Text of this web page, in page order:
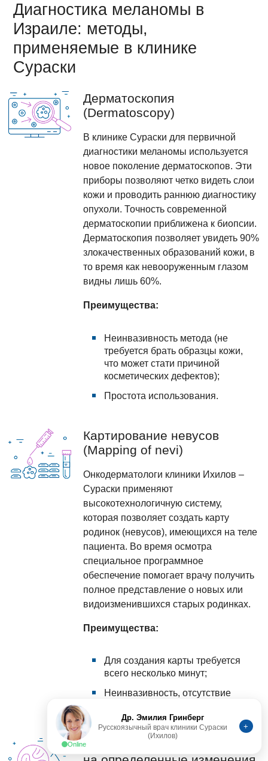
Диагностика меланомы в
Израиле: методы,
применяемые в клинике
Сураски
Дерматоскопия
(Dermatoscopy)
В клинике Сураски для первичной
диагностики меланомы используется
новое поколение дерматоскопов. Эти
приборы позволяют четко видеть слои
кожи и проводить раннюю диагностику
опухоли. Точность современной
дерматоскопии приближена к биопсии.
Дерматоскопия позволяет увидеть 90%
злокачественных образований кожи, в
то время как невооруженным глазом
видны лишь 60%.
Преимущества:
Неинвазивность метода (не
требуется брать образцы кожи,
что может стати причиной
косметических дефектов);
Простота использования.
Картирование невусов
(Mapping of nevi)
Онкодерматологи клиники Ихилов –
Сураски применяют
высокотехнологичную систему,
которая позволяет создать карту
родинок (невусов), имеющихся на теле
пациента. Во время осмотра
специальное программное
обеспечение помогает врачу получить
полное представление о новых или
видоизменившихся старых родинках.
Преимущества:
Для создания карты требуется
всего несколько минут;
Неинвазивность, отсутствие
Молекулярное тестирование
Online
Русскоязычный врач клиники Сураски
(Ихилов)
+